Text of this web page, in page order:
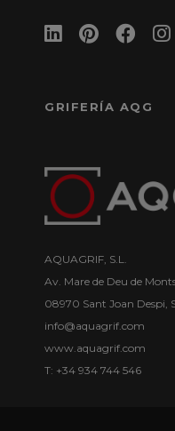
GRIFERÍA AQG
AQUAGRIF, S.L.
Av. Mare de Deu de
08970 Sant Joan Despi,
info@aquagrif.com
www.aquagrif.com
T: +34 934 744 546